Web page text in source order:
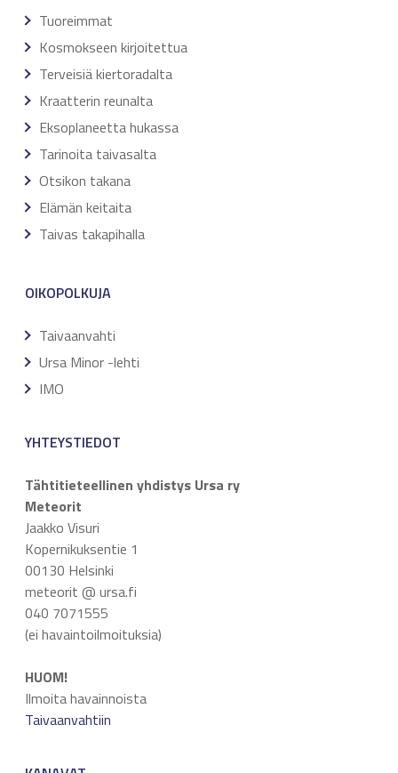
Tuoreimmat
Kosmokseen kirjoitettua
Terveisiä kiertoradalta
Kraatterin reunalta
Eksoplaneetta hukassa
Tarinoita taivasalta
Otsikon takana
Elämän keitaita
Taivas takapihalla
OIKOPOLKUJA
Taivaanvahti
Ursa Minor -lehti
IMO
YHTEYSTIEDOT
Tähtitieteellinen yhdistys Ursa ry
Meteorit
Jaakko Visuri
Kopernikuksentie 1
00130 Helsinki
meteorit @ ursa.fi
040 7071555
(ei havaintoilmoituksia)
HUOM!
Ilmoita havainnoista
Taivaanvahtiin